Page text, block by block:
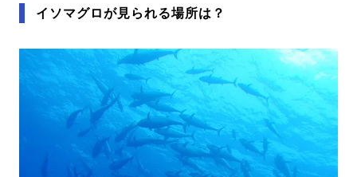
イソマグロが見られる場所は？